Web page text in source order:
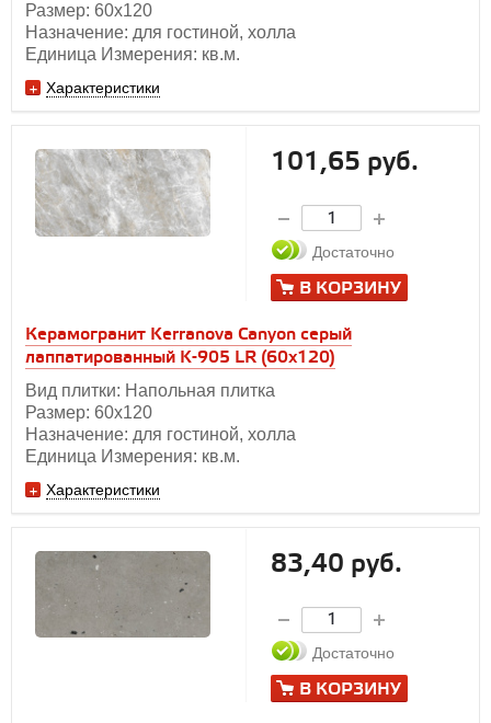
Размер: 60х120
Назначение: для гостиной, холла
Единица Измерения: кв.м.
Характеристики
Керамогранит Kerranova Canyon серый
лаппатированный K-905 LR (60x120)
Вид плитки: Напольная плитка
Размер: 60х120
Назначение: для гостиной, холла
Единица Измерения: кв.м.
Характеристики
101,65 руб.
Достаточно
В КОРЗИНУ
83,40 руб.
Достаточно
В КОРЗИНУ